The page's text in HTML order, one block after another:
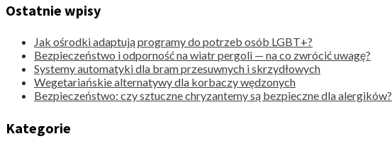
Ostatnie wpisy
Jak ośrodki adaptują programy do potrzeb osób LGBT+?
Bezpieczeństwo i odporność na wiatr pergoli — na co zwrócić uwagę?
Systemy automatyki dla bram przesuwnych i skrzydłowych
Wegetariańskie alternatywy dla korbaczy wędzonych
Bezpieczeństwo: czy sztuczne chryzantemy są bezpieczne dla alergików?
Kategorie